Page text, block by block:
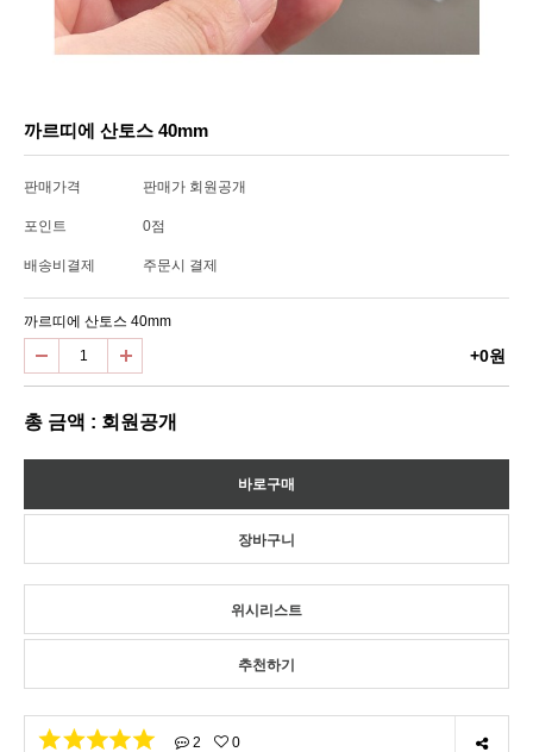
까르띠에 산토스 40mm
판매가격 판매가 회원공개
포인트 0점
배송비결제 주문시 결제
까르띠에 산토스 40mm
+0원
총 금액 : 회원공개
위시리스트
추천하기
2 0